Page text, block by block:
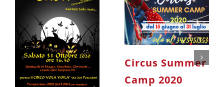
Circus Summer
Camp 2020